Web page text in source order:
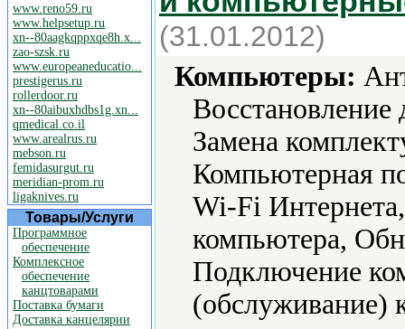
www.reno59.ru
www.helpsetup.ru
xn--80aagkqppxqe8h.x...
zao-szsk.ru
www.europeaneducatio...
prestigerus.ru
rollerdoor.ru
xn--80aibuxhdbs1g.xn...
qmedical.co.il
www.arealrus.ru
mebson.ru
femidasurgut.ru
meridian-prom.ru
ligaknives.ru
Товары/Услуги
Программное
обеспечение
Комплексное
обеспечение
канцтоварами
Поставка бумаги
Доставка канцелярии
(31.01.2012)
Компьютеры:
Замена
Компьютерная
Wi-Fi
компьютера,
Подключение
(обслуживание)